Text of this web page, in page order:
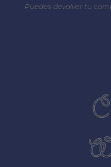
Puedes devolver tu